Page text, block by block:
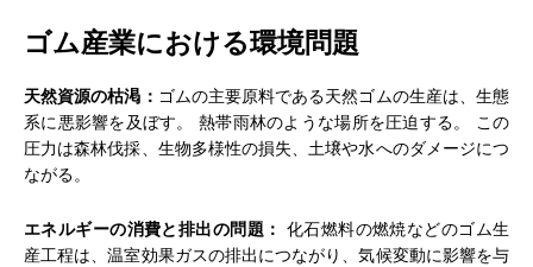
ゴム産業における環境問題
天然資源の枯渇： ゴムの主要原料である天然ゴムの生産は、生態
系に悪影響を及ぼす。 熱帯雨林のような場所を圧迫する。 この
圧力は森林伐採、生物多様性の損失、土壌や水へのダメージにつ
ながる。
エネルギーの消費と排出の問題： 化石燃料の燃焼などのゴム生
産工程は、温室効果ガスの排出につながり、気候変動に影響を与